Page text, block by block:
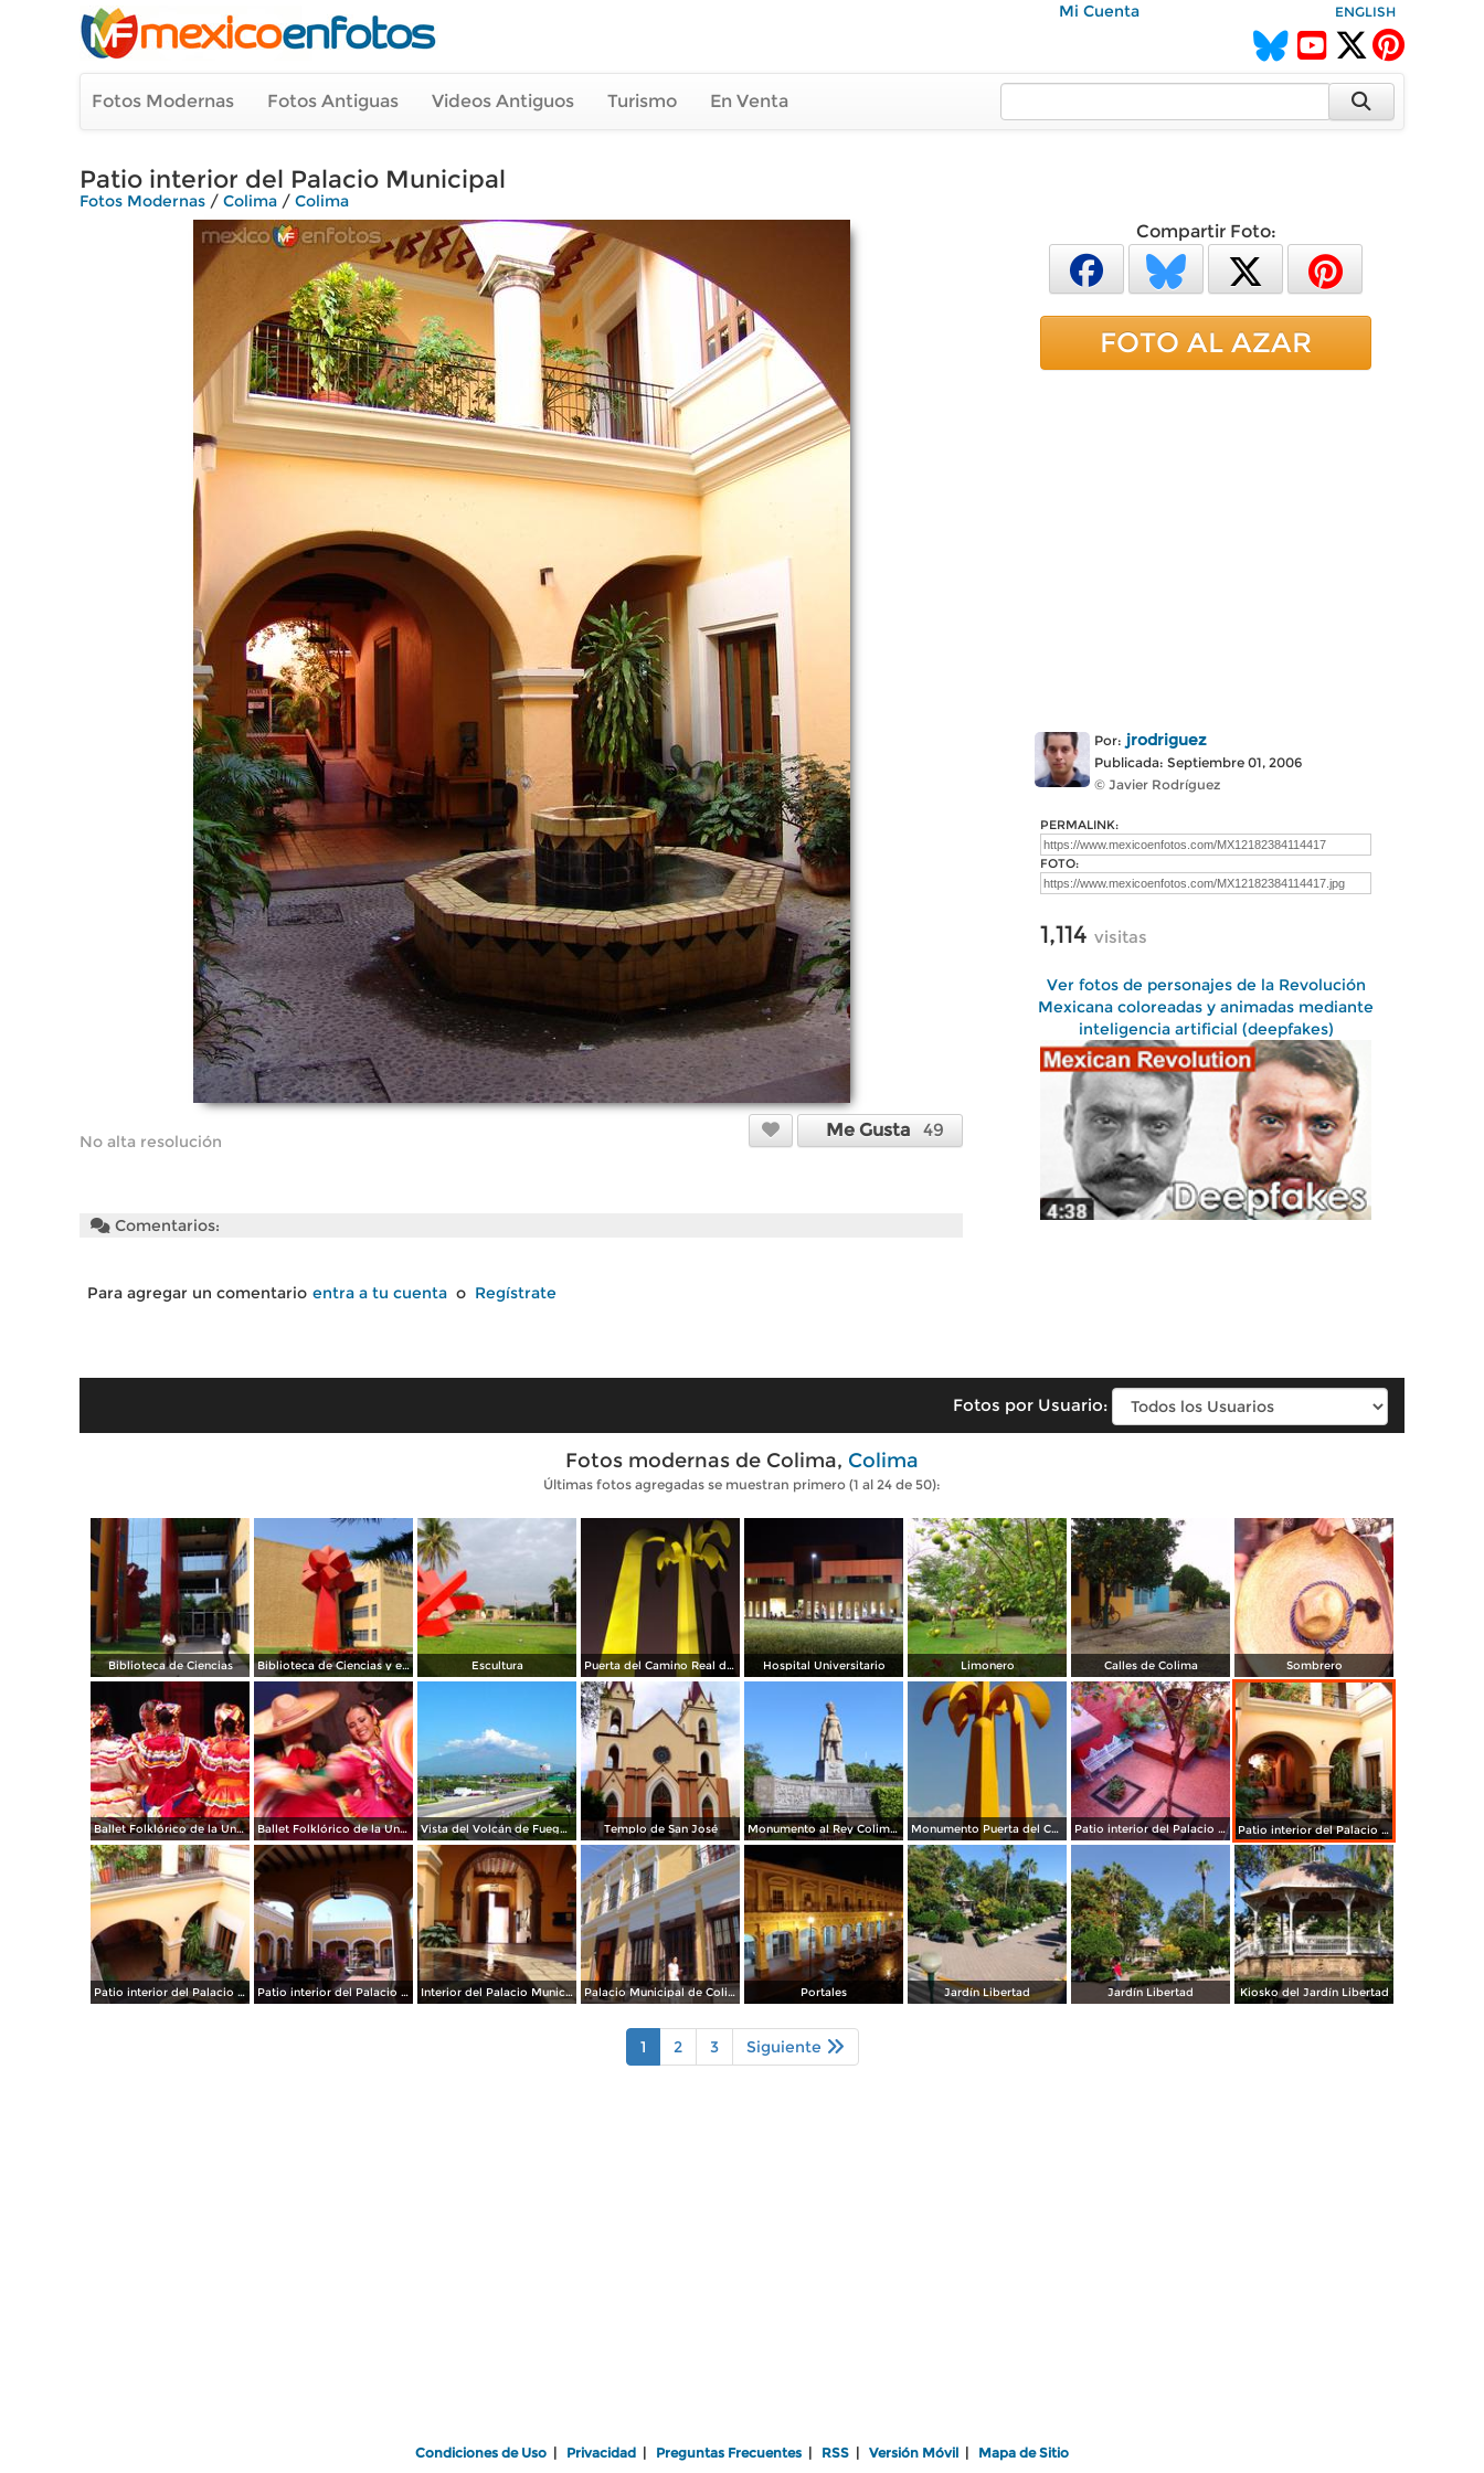
Mi Cuenta ENGLISH
Fotos Modernas Fotos Antiguas Videos Antiguos Turismo En Venta
Patio interior del Palacio Municipal
Fotos Modernas / Colima / Colima
No alta resolución
Me Gusta 49
Comentarios:
Para agregar un comentario entra a tu cuenta o Regístrate
Compartir Foto:
FOTO AL AZAR
Por: jrodriguez
Publicada: Septiembre 01, 2006
© Javier Rodríguez
PERMALINK:
FOTO:
1,114 visitas
Ver fotos de personajes de la Revolución
Mexicana coloreadas y animadas mediante
inteligencia artificial (deepfakes)
Fotos por Usuario:
Fotos modernas de Colima, Colima
Últimas fotos agregadas se muestran primero (1 al 24 de 50):
Biblioteca de Ciencias Biblioteca de Ciencias y escultura La Palma Escultura Puerta del Camino Real de Colima Hospital Universitario Limonero Calles de Colima Sombrero
Ballet Folklórico de la Universidad de Colima Ballet Folklórico de la Universidad de Colima Vista del Volcán de Fuego desde Colima Templo de San José Monumento al Rey Colimán Monumento Puerta del Camino Real de Colima Patio interior del Palacio Municipal Patio interior del Palacio Municipal
Patio interior del Palacio Municipal Patio interior del Palacio Municipal Interior del Palacio Municipal de Colima Palacio Municipal de Colima Portales Jardín Libertad Jardín Libertad Kiosko del Jardín Libertad
1 2 3 Siguiente
Condiciones de Uso Privacidad Preguntas Frecuentes RSS Versión Móvil Mapa de Sitio